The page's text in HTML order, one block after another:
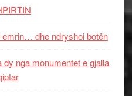
dhe ndryshoi botën
nga monumentet e gjalla